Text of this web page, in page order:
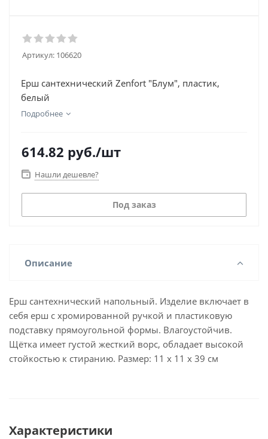
Артикул: 106620
Ерш сантехнический Zenfort "Блум", пластик,
белый
Подробнее
614.82 руб./шт
Нашли дешевле?
Под заказ
Описание
Ерш сантехнический напольный. Изделие включает в
себя ерш с хромированной ручкой и пластиковую
подставку прямоугольной формы. Влагоустойчив.
Щётка имеет густой жесткий ворс, обладает высокой
стойкостью к стиранию. Размер: 11 х 11 х 39 см
Характеристики